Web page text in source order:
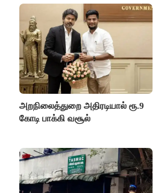
அறநிலைத்துறை அதிரடியால் ரூ.9
கோடி பாக்கி வசூல்